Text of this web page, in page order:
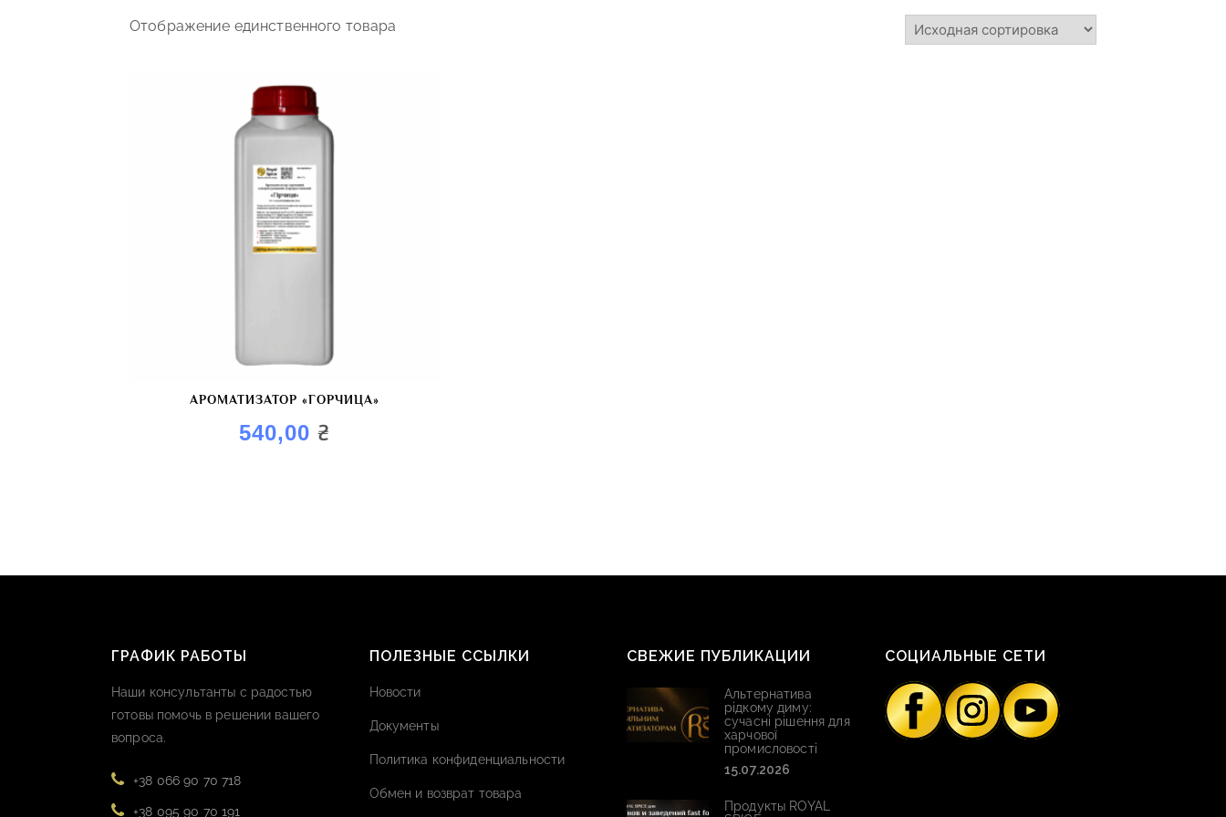
Отображение единственного товара
АРОМАТИЗАТОР «ГОРЧИЦА»
540,00 ₴
ГРАФИК РАБОТЫ
Наши консультанты с радостью
готовы помочь в решении вашего
вопроса.
+38 066 90 70 718
+38 095 90 70 191
ПОЛЕЗНЫЕ ССЫЛКИ
Новости
Документы
Политика конфиденциальности
Обмен и возврат товара
СВЕЖИЕ ПУБЛИКАЦИИ
Альтернатива
рідкому диму:
сучасні рішення для
харчової
промисловості
15.07.2026
Продукты ROYAL
СОЦИАЛЬНЫЕ СЕТИ